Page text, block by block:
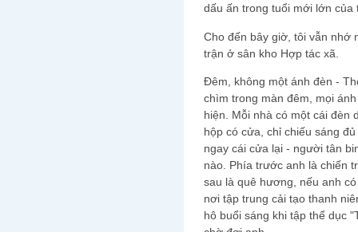
dấu ấn trong tuổi mới lớn của
Cho đến bây giờ, tôi vẫn nhớ
trận ở sân kho Hợp tác xã.
Đêm, không một ánh đèn -
chìm trong màn đêm, mọi
hiện. Mỗi nhà có một cái đèn
hộp có cửa, chỉ chiếu sáng
ngay cái cửa lại - người tân
nào. Phía trước anh là chiến
sau là quê hương, nếu anh
nơi tập trung cải tạo thanh
hô buổi sáng khi tập thể dục